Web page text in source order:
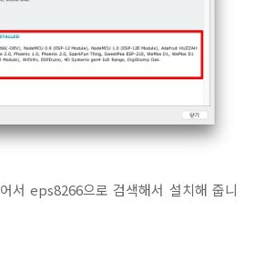
서 eps8266으로 검색해서 설치해 줍니